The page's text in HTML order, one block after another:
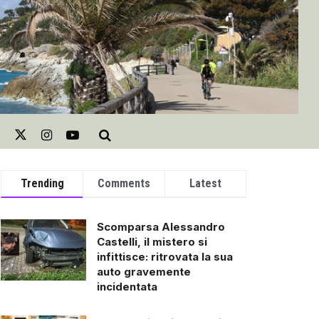
Trending Comments Latest
Scomparsa Alessandro
Castelli, il mistero si
infittisce: ritrovata la sua
auto gravemente
incidentata